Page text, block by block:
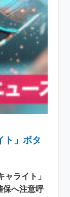
ト」ボタ
ライト」
へ注意呼